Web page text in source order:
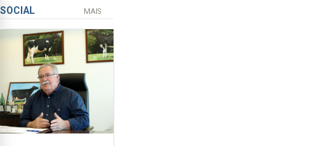
ilegal
de
lapas
entre
2022
e
2026.
A
instrumentos
SOCIAL
MAIS